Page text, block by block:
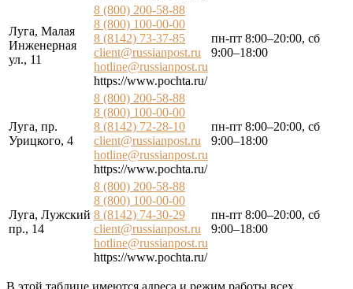
Луга, Малая
Инженерная
ул., 11
8 (800) 200-58-88
8 (800) 100-00-00
8 (8142) 73-37-85
client@russianpost.ru
hotline@russianpost.ru
https://www.pochta.ru/
пн-пт 8:00–20:00, сб
9:00–18:00
Луга, пр.
Урицкого, 4
8 (800) 200-58-88
8 (800) 100-00-00
8 (8142) 72-28-10
client@russianpost.ru
hotline@russianpost.ru
https://www.pochta.ru/
пн-пт 8:00–20:00, сб
9:00–18:00
Луга, Лужский
пр., 14
8 (800) 200-58-88
8 (800) 100-00-00
8 (8142) 74-30-29
client@russianpost.ru
hotline@russianpost.ru
https://www.pochta.ru/
пн-пт 8:00–20:00, сб
9:00–18:00
В этой таблице имеются адреса и режим работы всех